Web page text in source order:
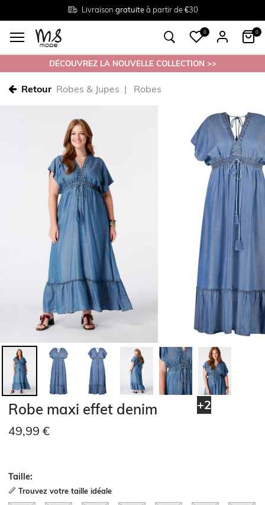
Livraison gratuiteà partir de €30
Tailles du38 au 54
Retourgratuit en magasin
0 0
DÉCOUVREZ LA NOUVELLE COLLECTION >>
Retour Robes & Jupes Robes
+2
Robe maxi effet denim
49,99 €
Taille:
Trouvez votre taille idéale